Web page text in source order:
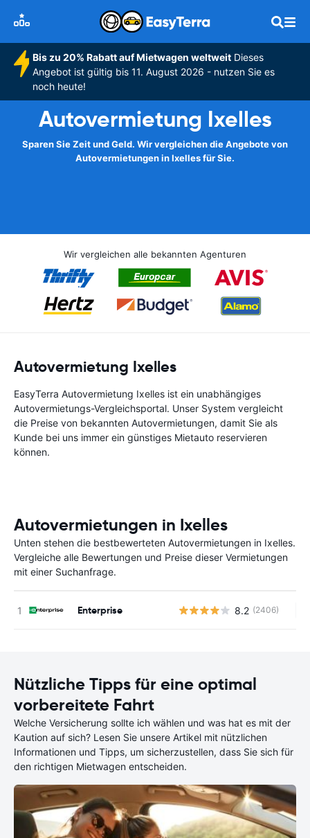
Bis zu 20% Rabatt auf Mietwagen weltweitDieses
Angebot ist gültig bis 11. August 2026 - nutzen Sie es
noch heute!
Autovermietung Ixelles
Sparen Sie Zeit und Geld. Wir vergleichen die Angebote von
Autovermietungen in Ixelles für Sie.
Wir vergleichen alle bekannten Agenturen
Autovermietung Ixelles
EasyTerra Autovermietung Ixelles ist ein unabhängiges
Autovermietungs-Vergleichsportal. Unser System vergleicht
die Preise von bekannten Autovermietungen, damit Sie als
Kunde bei uns immer ein günstiges Mietauto reservieren
können.
Autovermietungen in Ixelles
Unten stehen die bestbewerteten Autovermietungen in Ixelles.
Vergleiche alle Bewertungen und Preise dieser Vermietungen
mit einer Suchanfrage.
Enterprise 8.2 (2406)
Nützliche Tipps für eine optimal
vorbereitete Fahrt
Welche Versicherung sollte ich wählen und was hat es mit der
Kaution auf sich? Lesen Sie unsere Artikel mit nützlichen
Informationen und Tipps, um sicherzustellen, dass Sie sich für
den richtigen Mietwagen entscheiden.